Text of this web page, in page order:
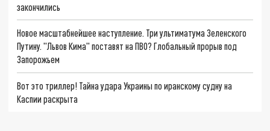
закончились
Новое масштабнейшее наступление. Три ультиматума Зеленского
Путину. "Львов Кима" поставят на ПВО? Глобальный прорыв под
Запорожьем
Вот это триллер! Тайна удара Украины по иранскому судну на
Каспии раскрыта